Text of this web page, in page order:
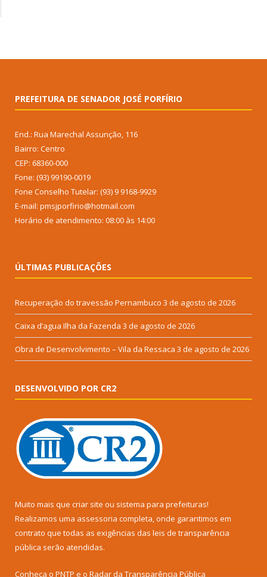
PREFEITURA DE SENADOR JOSÉ PORFÍRIO
End.: Rua Marechal Assunção, 116
Bairro: Centro
CEP: 68360-000
Fone: (93) 99190-0019
Fone Conselho Tutelar: (93) 9 9168-9929
E-mail: pmsjporfirio@hotmail.com
Horário de atendimento: 08:00 às 14:00
ÚLTIMAS PUBLICAÇÕES
Recuperação do travessão Pernambuco 3 de agosto de 2026
Caixa d’agua Ilha da Fazenda 3 de agosto de 2026
Obra de Desenvolvimento – Vila da Ressaca 3 de agosto de 2026
DESENVOLVIDO POR CR2
Muito mais que criar site ou sistema para prefeituras!
Realizamos uma assessoria completa, onde garantimos em
contrato que todas as exigências das leis de transparência
pública serão atendidas.
Conheça o PNTP e o Radar da Transparência Pública